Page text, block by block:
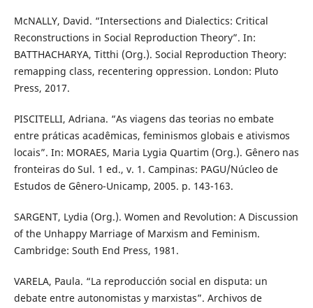
McNALLY, David. “Intersections and Dialectics: Critical
Reconstructions in Social Reproduction Theory”. In:
BATTHACHARYA, Titthi (Org.). Social Reproduction Theory:
remapping class, recentering oppression. London: Pluto
Press, 2017.
PISCITELLI, Adriana. “As viagens das teorias no embate
entre práticas acadêmicas, feminismos globais e ativismos
locais”. In: MORAES, Maria Lygia Quartim (Org.). Gênero nas
fronteiras do Sul. 1 ed., v. 1. Campinas: PAGU/Núcleo de
Estudos de Gênero-Unicamp, 2005. p. 143-163.
SARGENT, Lydia (Org.). Women and Revolution: A Discussion
of the Unhappy Marriage of Marxism and Feminism.
Cambridge: South End Press, 1981.
VARELA, Paula. “La reproducción social en disputa: un
debate entre autonomistas y marxistas”. Archivos de